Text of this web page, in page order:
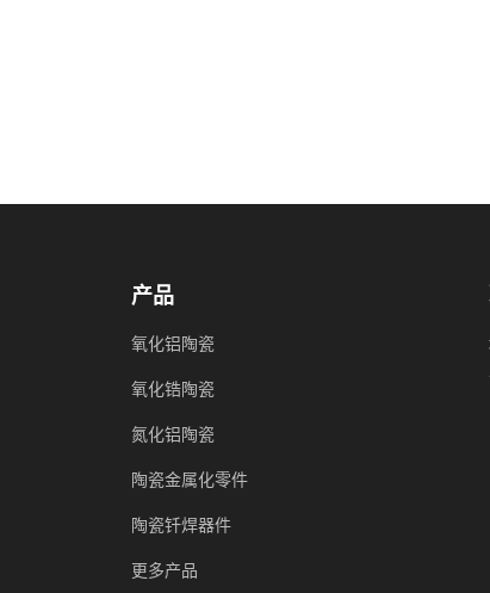
产品
氧化铝陶瓷
氧化锆陶瓷
氮化铝陶瓷
陶瓷金属化零件
陶瓷钎焊器件
更多产品